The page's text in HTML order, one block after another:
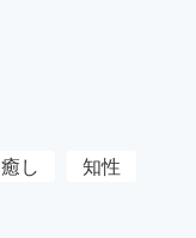
癒し
知性